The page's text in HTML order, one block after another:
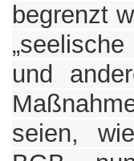
begrenzt
und
seien,